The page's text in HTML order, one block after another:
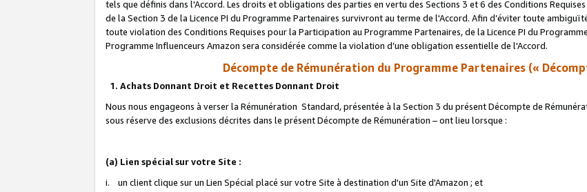
tels que définis dans l'Accord. Les droits et obligations des parties en vertu des Sections 3 et 6 des Conditions
de la Section 3 de la Licence PI du Programme Partenaires survivront au terme de l'Accord. Afin d’éviter toute
toute violation des Conditions Requises pour la Participation au Programme Partenaires, de la Licence PI du
Programme Influenceurs Amazon sera considérée comme la violation d’une obligation essentielle de l'Accord.
Décompte de Rémunération du Programme Partenaires («
1. Achats Donnant Droit et Recettes Donnant Droit
Nous nous engageons à verser la Rémunération Standard, présentée à la Section 3 du présent Décompte de
sous réserve des exclusions décrites dans le présent Décompte de Rémunération – ont lieu lorsque :
(a) Lien spécial sur votre Site :
i. un client clique sur un Lien Spécial placé sur votre Site à destination d'un Site d'Amazon ; et